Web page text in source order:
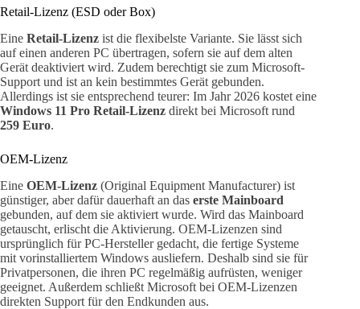
Retail-Lizenz (ESD oder Box)
Eine Retail-Lizenz ist die flexibelste Variante. Sie lässt sich
auf einen anderen PC übertragen, sofern sie auf dem alten
Gerät deaktiviert wird. Zudem berechtigt sie zum Microsoft-
Support und ist an kein bestimmtes Gerät gebunden.
Allerdings ist sie entsprechend teurer: Im Jahr 2026 kostet eine
Windows 11 Pro Retail-Lizenz direkt bei Microsoft rund
259 Euro.
OEM-Lizenz
Eine OEM-Lizenz (Original Equipment Manufacturer) ist
günstiger, aber dafür dauerhaft an das erste Mainboard
gebunden, auf dem sie aktiviert wurde. Wird das Mainboard
getauscht, erlischt die Aktivierung. OEM-Lizenzen sind
ursprünglich für PC-Hersteller gedacht, die fertige Systeme
mit vorinstalliertem Windows ausliefern. Deshalb sind sie für
Privatpersonen, die ihren PC regelmäßig aufrüsten, weniger
geeignet. Außerdem schließt Microsoft bei OEM-Lizenzen
direkten Support für den Endkunden aus.